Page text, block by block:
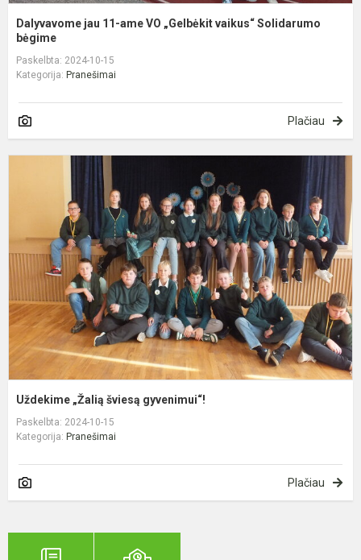
Dalyvavome jau 11-ame VO „Gelbėkit vaikus“ Solidarumo
bėgime
Paskelbta: 2024-10-15
Kategorija: Pranešimai
Plačiau
Uždekime „Žalią šviesą gyvenimui“!
Paskelbta: 2024-10-15
Kategorija: Pranešimai
Plačiau